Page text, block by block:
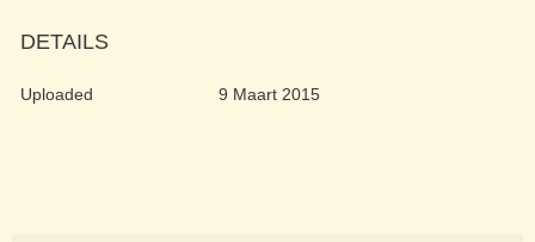
DETAILS
Uploaded 9 Maart 2015